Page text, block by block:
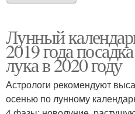
Лунный
2019 года
лука в 2020 году
Астрологи рекомендуют
осенью по лунному